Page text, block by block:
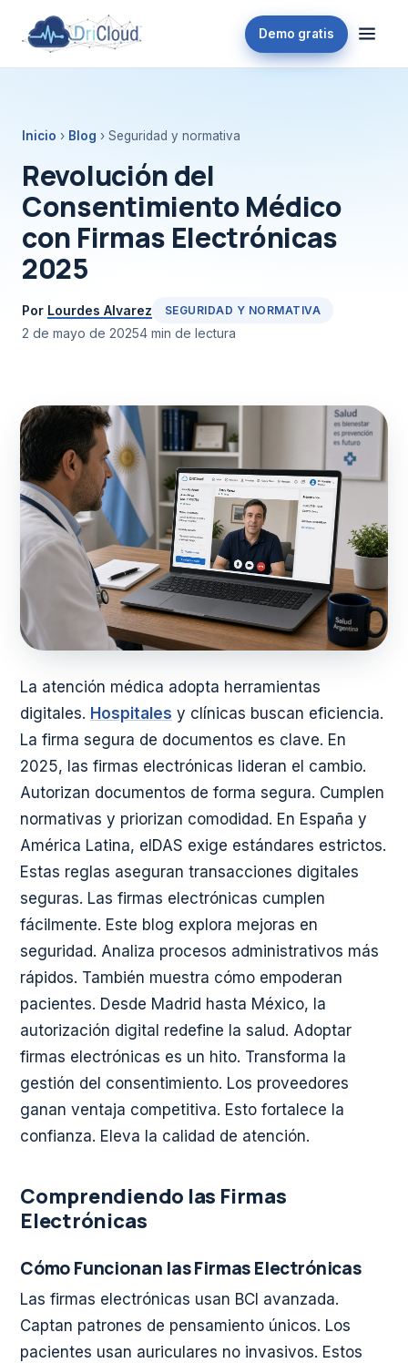
Demo gratis
Inicio › Blog › Seguridad y normativa
Revolución del
Consentimiento Médico
con Firmas Electrónicas
2025
Por Lourdes Alvarez SEGURIDAD Y NORMATIVA
2 de mayo de 20254 min de lectura
La atención médica adopta herramientas
digitales. Hospitales y clínicas buscan eficiencia.
La firma segura de documentos es clave. En
2025, las firmas electrónicas lideran el cambio.
Autorizan documentos de forma segura. Cumplen
normativas y priorizan comodidad. En España y
América Latina, eIDAS exige estándares estrictos.
Estas reglas aseguran transacciones digitales
seguras. Las firmas electrónicas cumplen
fácilmente. Este blog explora mejoras en
seguridad. Analiza procesos administrativos más
rápidos. También muestra cómo empoderan
pacientes. Desde Madrid hasta México, la
autorización digital redefine la salud. Adoptar
firmas electrónicas es un hito. Transforma la
gestión del consentimiento. Los proveedores
ganan ventaja competitiva. Esto fortalece la
confianza. Eleva la calidad de atención.
Comprendiendo las Firmas
Electrónicas
Cómo Funcionan las Firmas Electrónicas
Las firmas electrónicas usan BCI avanzada.
Captan patrones de pensamiento únicos. Los
pacientes usan auriculares no invasivos. Estos